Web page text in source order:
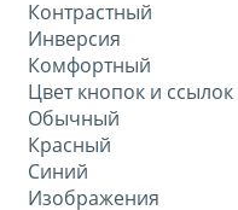
Контрастный
Инверсия
Комфортный
Цвет кнопок и ссылок
Обычный
Красный
Синий
Изображения